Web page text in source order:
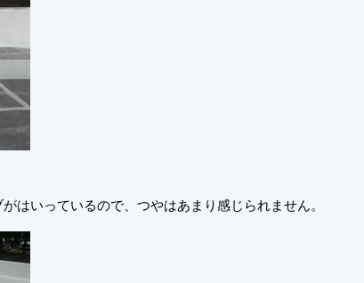
はいっているので、つやはあまり感じられません。